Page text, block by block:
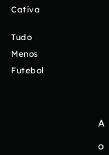
Cativa
Tudo
Menos
Futebol
A
o